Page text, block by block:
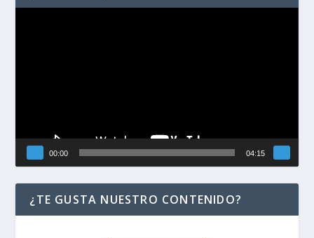
00:00 04:15
¿TE GUSTA NUESTRO CONTENIDO?